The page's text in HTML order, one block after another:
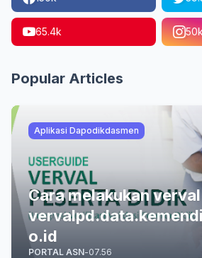
65.4k
Popular Articles
Aplikasi Dapodikdasmen
Cara melakukan verval
o.id
PORTAL ASN-07.56